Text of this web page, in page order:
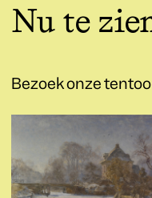
Nu te
Bezoek onze